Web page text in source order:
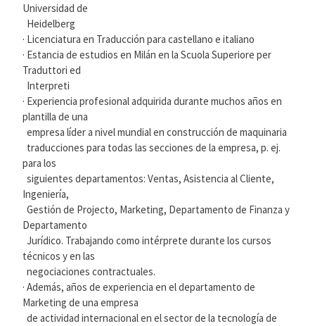
Universidad de
Heidelberg
· Licenciatura en Traducción para castellano e italiano
· Estancia de estudios en Milán en la Scuola Superiore per
Traduttori ed
Interpreti
· Experiencia profesional adquirida durante muchos años en
plantilla de una
empresa líder a nivel mundial en construcción de maquinaria
traducciones para todas las secciones de la empresa, p. ej.
para los
siguientes departamentos: Ventas, Asistencia al Cliente,
Ingeniería,
Gestión de Projecto, Marketing, Departamento de Finanza y
Departamento
Jurídico. Trabajando como intérprete durante los cursos
técnicos y en las
negociaciones contractuales.
· Además, años de experiencia en el departamento de
Marketing de una empresa
de actividad internacional en el sector de la tecnología de